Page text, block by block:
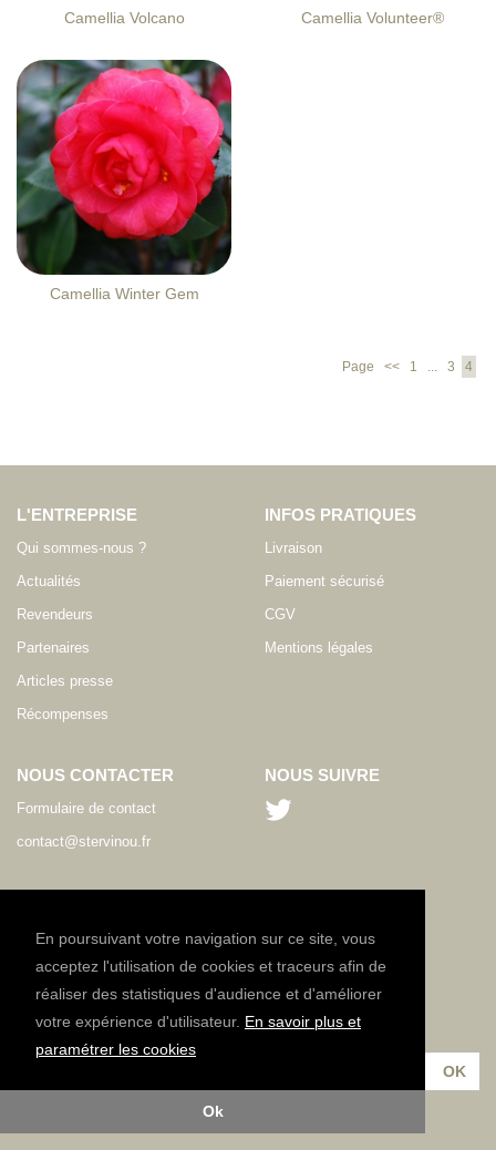
En poursuivant votre navigation sur ce site, vous
acceptez l'utilisation de cookies et traceurs afin de
réaliser des statistiques d'audience et d'améliorer
votre expérience d'utilisateur. En savoir plus et
paramétrer les cookies
Ok
Camellia Volcano Camellia Volunteer®
Camellia Winter Gem
Page << 1 ... 3 4
L'ENTREPRISE
Qui sommes-nous ?
Actualités
Revendeurs
Partenaires
Articles presse
Récompenses
INFOS PRATIQUES
Livraison
Paiement sécurisé
CGV
Mentions légales
NOUS CONTACTER
Formulaire de contact
contact@stervinou.fr
FR
NOUS SUIVRE
NEWSLETTER
Inscrivez-vous à notre lettre d'information :